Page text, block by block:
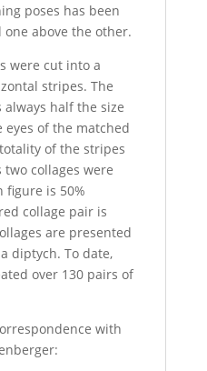
poses has been
above the other.
were cut into a
stripes. The
half the size
of the matched
of the stripes
collages were
figure is 50%
collage pair is
are presented
diptych. To date,
over 130 pairs of
with